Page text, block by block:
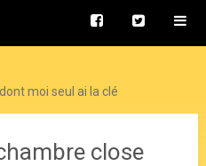
moi seul ai la clé
close